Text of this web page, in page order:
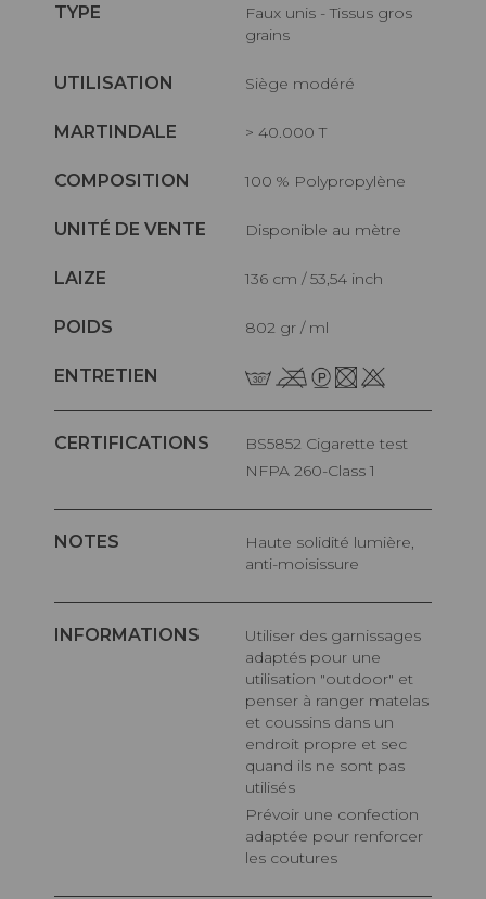
TYPE
Faux unis - Tissus gros
grains
UTILISATION Siège modéré
MARTINDALE > 40.000 T
COMPOSITION 100 % Polypropylène
UNITÉ DE VENTE Disponible au mètre
LAIZE 136 cm / 53,54 inch
POIDS 802 gr / ml
ENTRETIEN
CERTIFICATIONS
BS5852 Cigarette test
NFPA 260-Class 1
NOTES
Haute solidité lumière,
anti-moisissure
INFORMATIONS
Utiliser des garnissages
adaptés pour une
utilisation "outdoor" et
penser à ranger matelas
et coussins dans un
endroit propre et sec
quand ils ne sont pas
utilisés
Prévoir une confection
adaptée pour renforcer
les coutures